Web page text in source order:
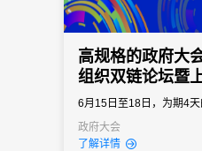
高规格的政府大
组织双链论坛暨
6月15日至18日，为期4
2023上合国际投资贸易博
会）在青岛·上合之珠国
政府大会
了解详情